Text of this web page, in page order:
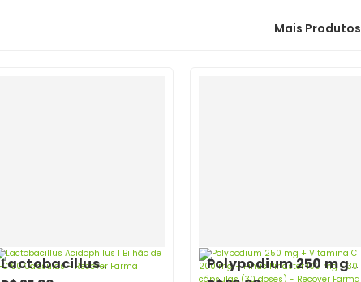
Mais Produtos
Lactobacillus
Polypodium 250 mg +